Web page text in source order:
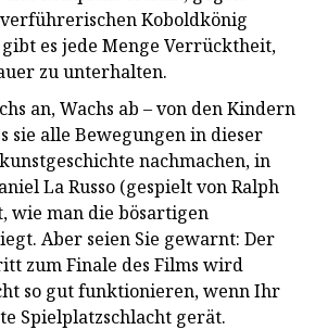
Koboldkönig
es jede Menge Verrücktheit,
zu unterhalten.
an, Wachs ab – von den Kindern
sie alle Bewegungen in dieser
nachmachen, in
La Russo (gespielt von Ralph
wie man die bösartigen
Aber seien Sie gewarnt: Der
zum Finale des Films wird
so gut funktionieren, wenn Ihr
Spielplatzschlacht gerät.